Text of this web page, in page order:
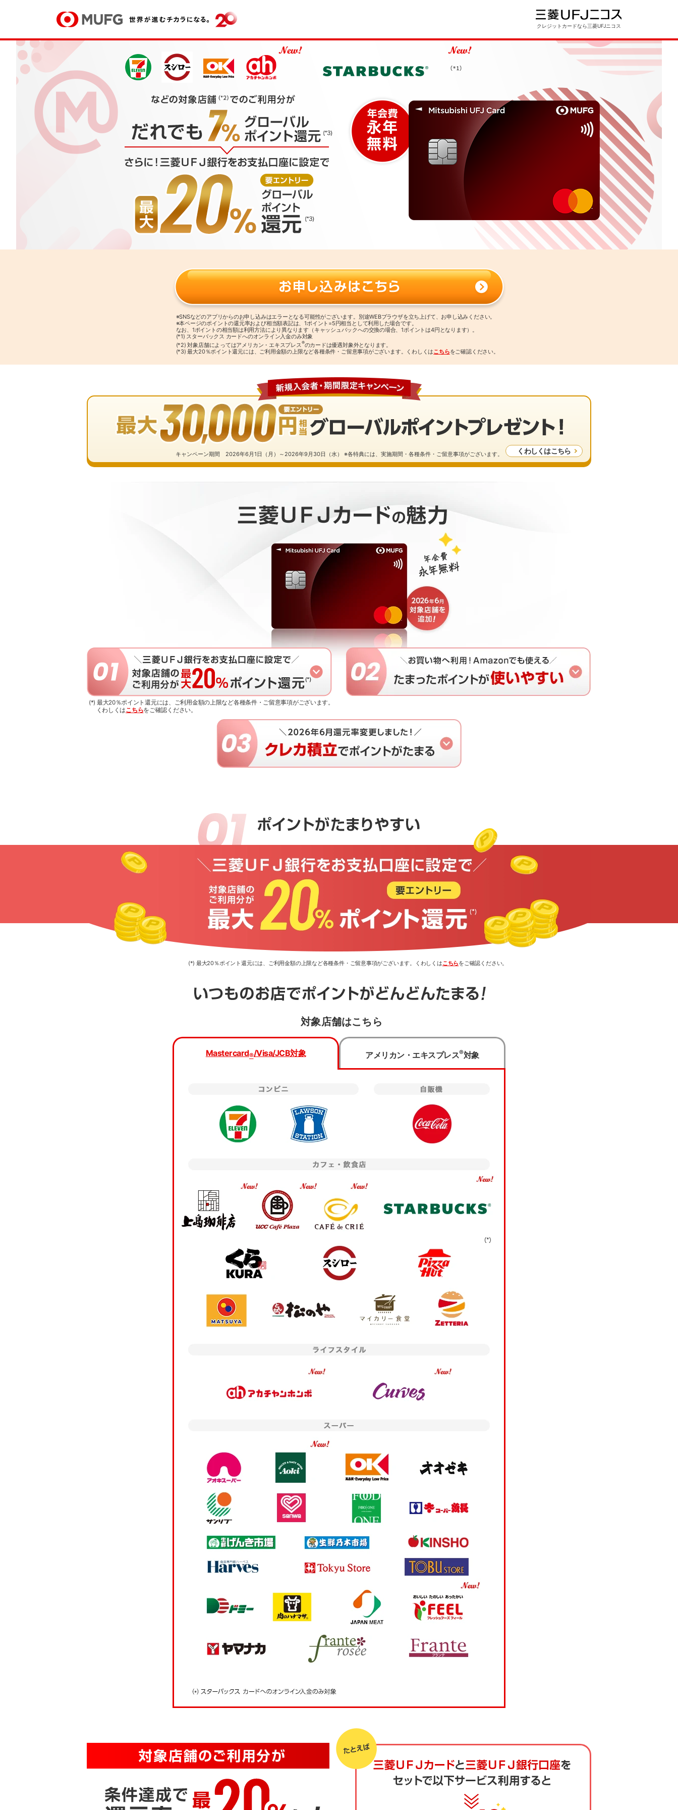
クレジットカードなら三菱UFJニコス
※SNSなどのアプリからのお申し込みはエラーとなる可能性がございます。別途WEBブラウザを立ち上げて、お申し込みください。
※本ページのポイントの還元率および相当額表記は、1ポイント=5円相当として利用した場合です。
なお、1ポイントの相当額は利用方法により異なります（キャッシュバックへの交換の場合、1ポイントは4円となります）。
(*1) スターバックス カードへのオンライン入金のみ対象
(*2) 対象店舗によってはアメリカン・エキスプレス®のカードは優遇対象外となります。
(*3) 最大20％ポイント還元には、ご利用金額の上限など各種条件・ご留意事項がございます。くわしくはこちらをご確認ください。
キャンペーン期間 2026年6月1日（月）～2026年9月30日（水） ※各特典には、実施期間・各種条件・ご留意事項がございます。 くわしくはこちら
(*) 最大20％ポイント還元には、ご利用金額の上限など各種条件・ご留意事項がございます。
くわしくはこちらをご確認ください。
(*) 最大20％ポイント還元には、ご利用金額の上限など各種条件・ご留意事項がございます。くわしくはこちらをご確認ください。
対象店舗はこちら
Mastercard®/Visa/JCB対象 アメリカン・エキスプレス®対象
カード種類・国際ブランドを選択のうえ、お申し込みフォームへ進んでください。
学生
国際ブランド
Mastercard ®
Visa
JCB
お申し込みフォームへ
三菱UFJ銀行でのお手続きとなります。
下記事項をご確認の上お申し込みください。
・個人関連情報の第三者提供
お客さまがスマート口座開設アプリへのリンクボタンをタップ、または二次元コードを読み込んだ場合、当社は、お客様
の分析や広告費用の精算に利用するため、URL末尾に付与したパラメータ情報を株式会社三菱UFJ銀行に提供し、同行にお
いてその情報をお客さまのお申し込み情報と紐付けます。
二次元
＞ ご利用にあたって
※二次元コードを読み込むとアプリストアが開きます。